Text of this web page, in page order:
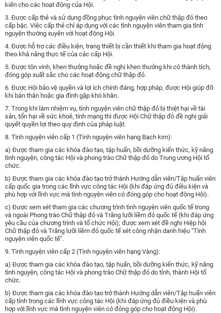
kiến cho các hoạt động của Hội.
3. Được cấp thẻ và sử dụng đồng phục tình nguyện viên chữ thập đỏ theo
cấp bậc. Việc cấp thẻ chỉ áp dụng với các tình nguyện viên tham gia tình
nguyện thường xuyên với hoạt động Hội.
4. Được hỗ trợ các điều kiện, trang thiết bị cần thiết khi tham gia hoạt động
theo khả năng thực tế của các cấp Hội.
5. Được tôn vinh, khen thưởng hoặc đề nghị khen thưởng khi có thành tích,
đóng góp xuất sắc cho các hoạt động chữ thập đỏ.
6. Được Hội bảo vệ quyền và lợi ích chính đáng, hợp pháp, được Hội giúp đỡ
khi bản thân hoặc gia đình gặp khó khăn.
7. Trong khi làm nhiệm vụ, tình nguyện viên chữ thập đỏ bị thiệt hại về tài
sản, tổn hại về sức khoẻ, tính mạng thì được Hội Chữ thập đỏ đề nghị giải
quyết quyền lợi theo quy định của pháp luật.
8. Tình nguyện viên cấp 1 (Tình nguyện viên hạng Bạch kim):
a) Được tham gia các khóa đào tạo, tập huấn, bồi dưỡng kiến thức, kỹ năng
tình nguyện, công tác Hội và phong trào Chữ thập đỏ do Trung ương Hội tổ
chức.
b) Được tham gia các khóa đào tạo trở thành Hướng dẫn viên/Tập huấn viên
cấp quốc gia trong các lĩnh vực công tác Hội (khi đáp ứng đủ điều kiện và
phù hợp với lĩnh vực mà tình nguyện viên có đóng góp cho hoạt động Hội).
c) Được xem xét tham gia các chương trình tình nguyện viên quốc tế trong
và ngoài Phong trào Chữ thập đỏ và Trăng lưỡi liềm đỏ quốc tế (khi đáp ứng
yêu cầu của chương trình và tổ chức Hội); được xem xét đề nghị Hiệp hội
Chữ thập đỏ và Trăng lưỡi liềm đỏ quốc tế xét công nhận danh hiệu "Tình
nguyện viên quốc tế".
9. Tình nguyện viên cấp 2 (Tình nguyện viên hạng Vàng):
a) Được tham gia các khóa đào tạo, tập huấn, bồi dưỡng kiến thức, kỹ năng
tình nguyện, công tác Hội và phong trào Chữ thập đỏ do tỉnh, thành Hội tổ
chức.
b) Được tham gia các khóa đào tạo trở thành Hướng dẫn viên/Tập huấn viên
cấp tỉnh trong các lĩnh vực công tác Hội (khi đáp ứng đủ điều kiện và phù
hợp với lĩnh vực mà tình nguyện viên có đóng góp cho hoạt động Hội).